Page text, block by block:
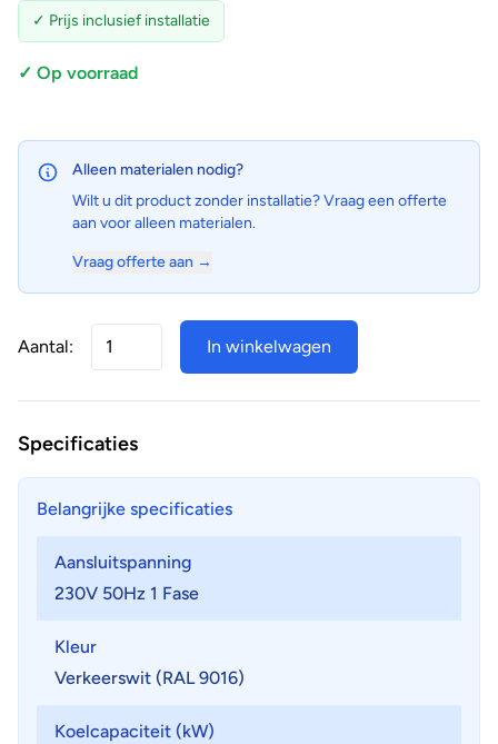
✓ Prijs inclusief installatie
✓ Op voorraad
Alleen materialen nodig?
Wilt u dit product zonder installatie? Vraag een offerte
aan voor alleen materialen.
Vraag offerte aan →
Aantal: In winkelwagen
Specificaties
Belangrijke specificaties
Aansluitspanning
230V 50Hz 1 Fase
Kleur
Verkeerswit (RAL 9016)
Koelcapaciteit (kW)